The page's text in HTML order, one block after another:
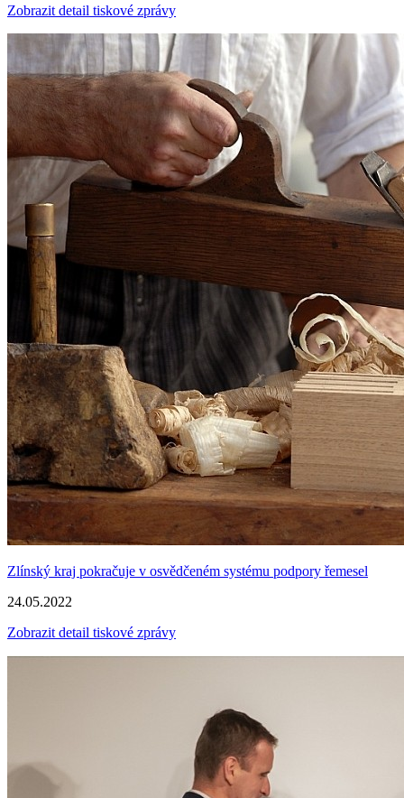
Zobrazit detail tiskové zprávy
Zlínský kraj pokračuje v osvědčeném systému podpory řemesel
24.05.2022
Zobrazit detail tiskové zprávy